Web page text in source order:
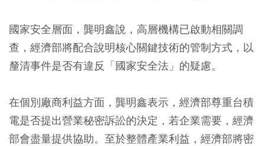
國家安全層面，龔明鑫說，高層機構已啟動相關調
查，經濟部將配合說明核心關鍵技術的管制方式，以
釐清事件是否有違反「國家安全法」的疑慮。
在個別廠商利益方面，龔明鑫表示，經濟部尊重台積
電是否提出營業秘密訴訟的決定，若企業需要，經濟
部會盡量提供協助。至於整體產業利益，經濟部將密